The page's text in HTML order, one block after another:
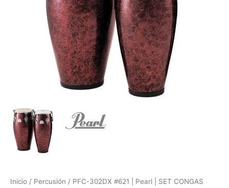
Inicio / Percusión / PFC-302DX #621 | Pearl | SET CONGAS
RED
MARBLE
cantidad